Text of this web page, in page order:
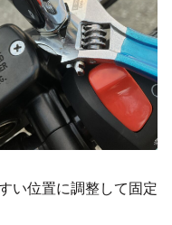
い位置に調整して固定